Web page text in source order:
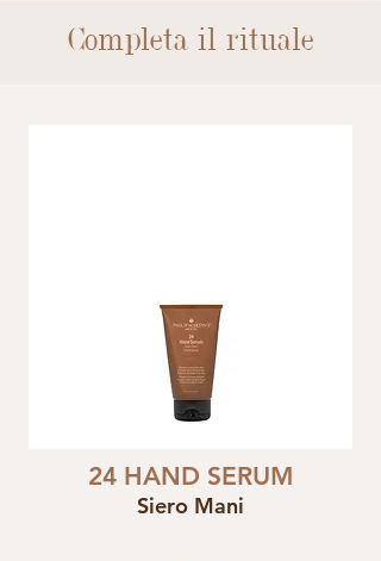
Completa il rituale
24 HAND SERUM
Siero Mani